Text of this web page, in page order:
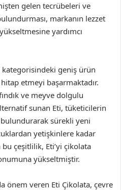
gelen tecrübeleri ve
markanın lezzet
yardımcı
kategorisindeki geniş ürün
etmeyi başarmaktadır.
ve meyve dolgulu
sunan Eti, tüketicilerin
sürekli yeni
yetişkinlere kadar
çeşitlilik, Eti’yi çikolata
yükseltmiştir.
önem veren Eti Çikolata, çevre